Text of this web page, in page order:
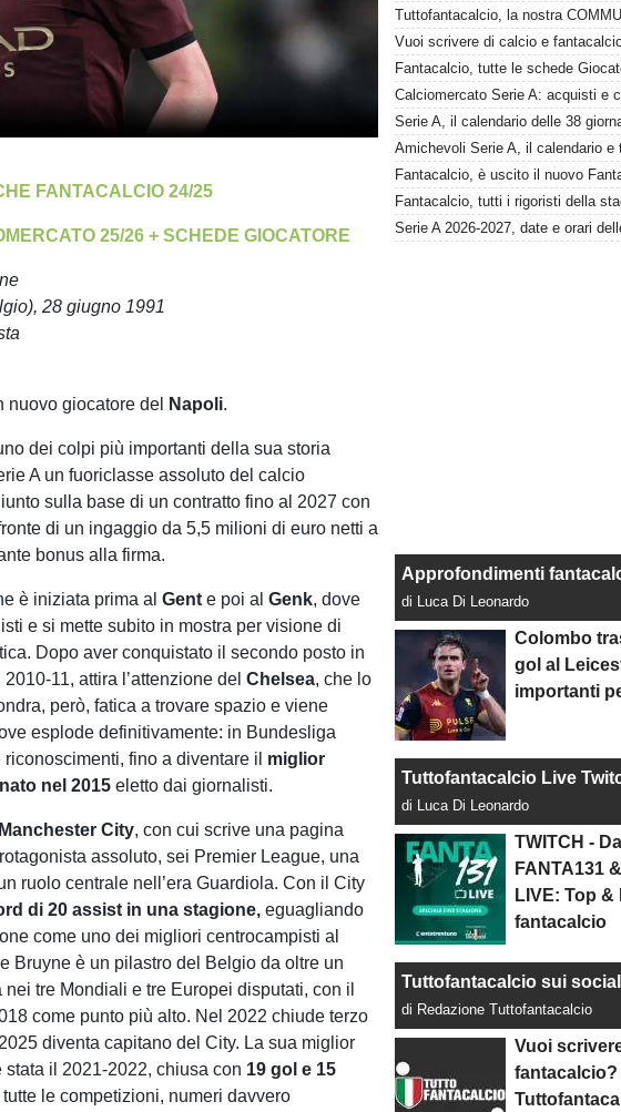
FANTACALCIO 24/25
25/26 + SCHEDE GIOCATORE
28 giugno 1991
nuovo giocatore del Napoli.
dei colpi più importanti della sua storia
A un fuoriclasse assoluto del calcio
sulla base di un contratto fino al 2027 con
di un ingaggio da 5,5 milioni di euro netti a
bonus alla firma.
è iniziata prima alGente poi alGenk, dove
e si mette subito in mostra per visione di
Dopo aver conquistato il secondo posto in
11, attira l’attenzione delChelsea, che lo
però, fatica a trovare spazio e viene
esplode definitivamente: in Bundesliga
fino a diventare il miglior
nel 2015 eletto dai giornalisti.
Manchester City, con cui scrive una pagina
assoluto, sei Premier League, una
ruolo centrale nell’era Guardiola. Con il City
di 20 assist in una stagione,eguagliando
come uno dei migliori centrocampisti al
Bruyne è un pilastro del Belgio da oltre un
tre Mondiali e tre Europei disputati, con il
come punto più alto. Nel 2022 chiude terzo
diventa capitano del City. La sua miglior
stata il 2021-2022, chiusa con 19 gol e 15
tutte le competizioni, numeri davvero
Fantacalcio, tutti i rigoristi della
Serie A 2026-2027, date e orari
Approfondimenti
di Luca Di Leonardo
Colombo
gol al
importanti
Tuttofantacalcio Live
di Luca Di Leonardo
TWITCH -
FANTA131
LIVE: Top &
fantacalcio
Tuttofantacalcio sui social
di Redazione Tuttofantacalcio
Vuoi